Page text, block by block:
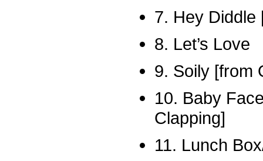
7. Hey Diddle
8. Let’s Love
9. Soily [from
10. Baby
Clapping]
11. Lunch